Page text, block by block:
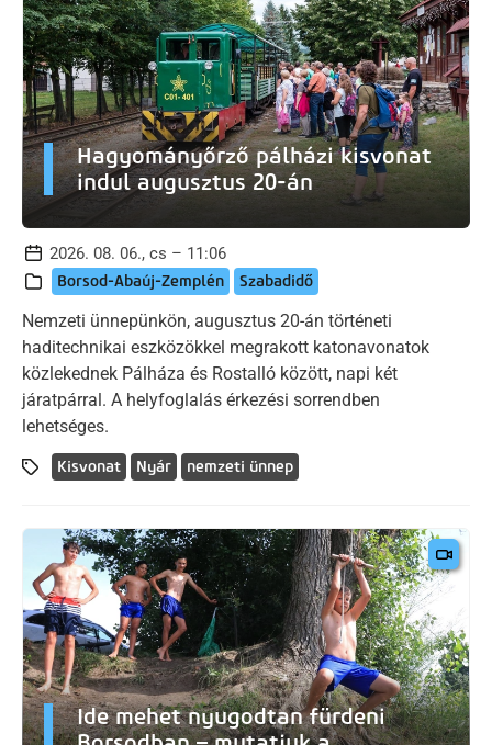
Hagyományőrző pálházi kisvonat
indul augusztus 20-án
2026. 08. 06., cs – 11:06
Borsod-Abaúj-Zemplén Szabadidő
Nemzeti ünnepünkön, augusztus 20-án történeti
haditechnikai eszközökkel megrakott katonavonatok
közlekednek Pálháza és Rostalló között, napi két
járatpárral. A helyfoglalás érkezési sorrendben
lehetséges.
Kisvonat Nyár nemzeti ünnep
Ide mehet nyugodtan fürdeni